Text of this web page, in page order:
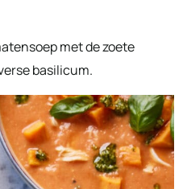
met de zoete
basilicum.